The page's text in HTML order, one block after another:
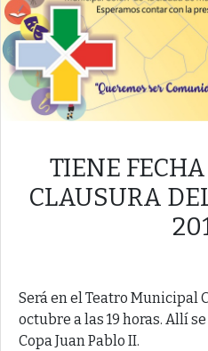
TIENE
CLAUSURA
Será en el Teatro Municipal
octubre a las 19 horas. Allí
Copa Juan Pablo II.